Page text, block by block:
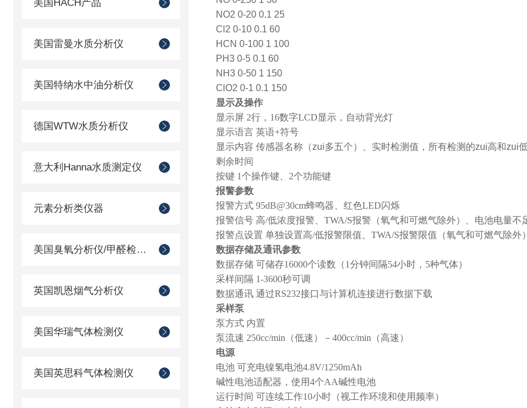
美国HACH产品
美国雷曼水质分析仪
美国特纳水中油分析仪
德国WTW水质分析仪
意大利Hanna水质测定仪
元素分析类仪器
美国臭氧分析仪/甲醛检测仪
英国凯恩烟气分析仪
美国华瑞气体检测仪
美国英思科气体检测仪
NO2 0-20 0.1 25
Cl2 0-10 0.1 60
HCN 0-100 1 100
PH3 0-5 0.1 60
NH3 0-50 1 150
ClO2 0-1 0.1 150
显示及操作
显示屏 2行， 16数字LCD显示，自动背光灯
显示语言 英语+符号
显示内容 传感器名称（zui多五个）、实时检测值，所有检测的zui高和zui
剩余时间
按键 1个操作键、 2个功能键
报警参数
报警方式 95dB@30cm蜂鸣器、红色LED闪烁
报警信号 高/低浓度报警、 TWA/S报警（氧气和可燃气除外）、电池电量不
报警点设置 单独设置高/低报警限值、 TWA/S报警限值（氧气和可燃气除外
数据存储及通讯参数
数据存储 可储存16000个读数 （1分钟间隔54小时， 5种气体）
采样间隔 1-3600秒可调
数据通讯 通过RS232接口与计算机连接进行数据下载
采样泵
泵方式 内置
泵流速 250cc/min （低速）－ 400cc/min （高速）
电源
电池 可充电镍氢电池4.8V/1250mAh
碱性电池适配器，使用4个AA碱性电池
运行时间 可连续工作10小时（视工作环境和使用频率）